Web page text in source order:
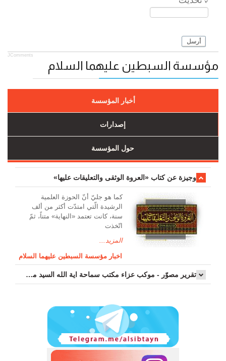
أرسل
JComments
مؤسسة السبطين عليهما السلام
أخبار المؤسسة
إصدارات
حول المؤسسة
وجیزة عن کتاب «العروة الوثقی والتعلیقات علیها»
کما هو جليّ أنّ الحوزة العلمیة
الرشیدة الّتي امتدّت أكثر من ألف
سنة، كانت تعتمد «النهاية» متناً، ثمّ
اتّخذت
المزيد...
اخبار مؤسسة السبطين عليهما السلام
تقرير مصوّر - موكب عزاء مکتب سماحة اية الله السيد مرتضى الموسوي الاصفهاني في يوم إستشهاد السيدة فاطم...